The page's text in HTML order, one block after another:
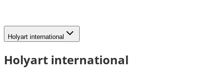
Holyart international
Holyart international